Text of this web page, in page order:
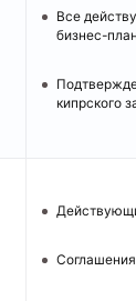
Все
бизнес-
кипрского